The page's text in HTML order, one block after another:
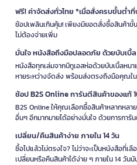
ฟรี! ค่าจัดส่งทั่วไทย *เมื่อสั่งครบขั้นต่ำ
ช้อปเพลินเกินคุ้ม! เพียงมียอดสั่งซื้อสินค้า
ไม่ต้องจ่ายเพิ่ม
มั่นใจ หนังสือถึงมือปลอดภัย ด้วยบับเบิ้
หนังสือทุกเล่มจากบีทูเอสห่อด้วยบับเบิ้ลหน
หายระหว่างจัดส่ง พร้อมส่งตรงถึงมือคุณ
ช้อป B2S Online การันตีสินค้าของแท้
B2S Online ให้คุณเลือกซื้อสินค้าหลากหลา
อื่นๆ อีกมากมายได้อย่างมั่นใจ ด้วยการกา
เปลี่ยน/คืนสินค้าง่าย ภายใน 14 วัน
ซื้อไปแล้วไม่ตรงใจ? ไม่ว่าจะเป็นหนังสือที่
เปลี่ยนหรือคืนสินค้าได้ง่าย ๆ ภายใน 14 วัน